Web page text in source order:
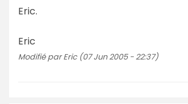
Eric.
Eric
Modifié par Eric (07 Jun 2005 - 22:37)